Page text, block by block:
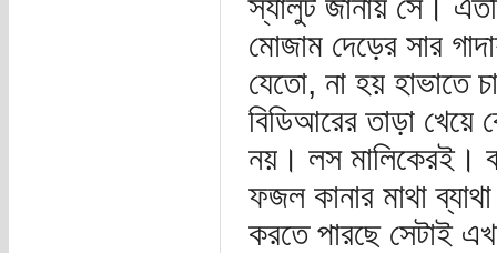
মোজাম দেড়ের সার
যেতো, না হয় হাভাতে
বিডিআরের তাড়া খেয়ে
নয়। লস মালিকেরই।
ফজল কানার মাথা
করতে পারছে সেটাই